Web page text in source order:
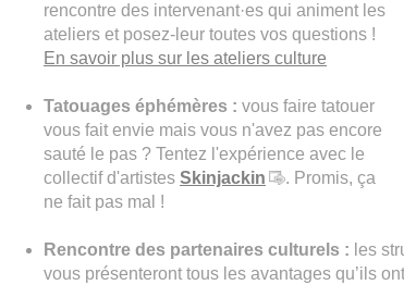
rencontre des intervenant·es qui animent les
ateliers et posez-leur toutes vos questions !
En savoir plus sur les ateliers culture
Tatouages éphémères : vous faire tatouer
vous fait envie mais vous n'avez pas encore
sauté le pas ? Tentez l'expérience avec le
collectif d'artistes Skinjackin
. Promis, ça
ne fait pas mal !
Rencontre des partenaires culturels : les
vous présenteront tous les avantages qu’ils